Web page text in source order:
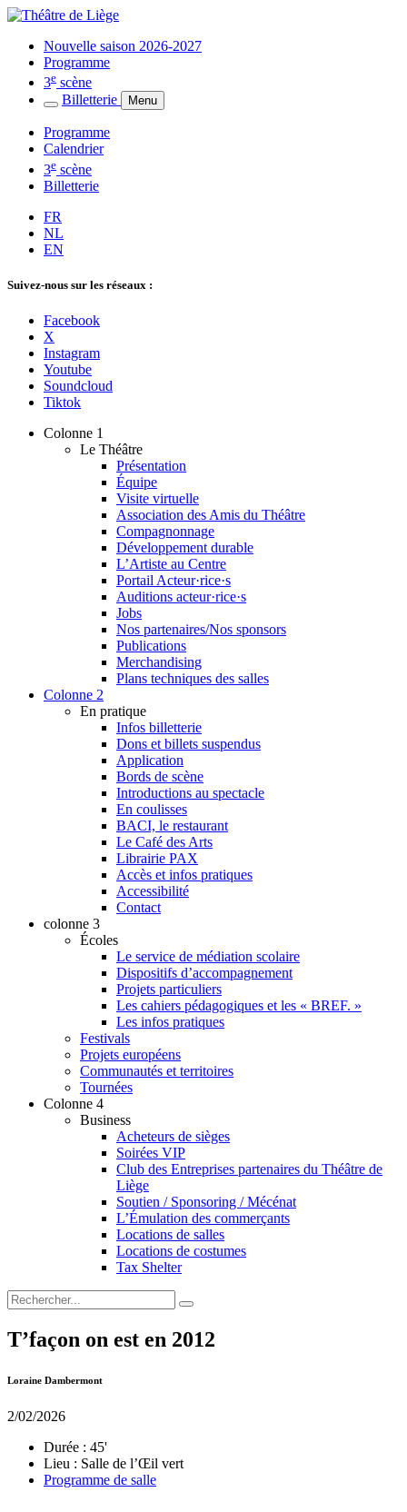
Nouvelle saison 2026-2027
Programme
3e scène
Billetterie
Menu
Programme
Calendrier
3e scène
Billetterie
FR
NL
EN
Suivez-nous sur les réseaux :
Facebook
X
Instagram
Youtube
Soundcloud
Tiktok
Colonne 1
Le Théâtre
Présentation
Équipe
Visite virtuelle
Association des Amis du Théâtre
Compagnonnage
Développement durable
L’Artiste au Centre
Portail Acteur·rice·s
Auditions acteur·rice·s
Jobs
Nos partenaires/Nos sponsors
Publications
Merchandising
Plans techniques des salles
Colonne 2
En pratique
Infos billetterie
Dons et billets suspendus
Application
Bords de scène
Introductions au spectacle
En coulisses
BACI, le restaurant
Le Café des Arts
Librairie PAX
Accès et infos pratiques
Accessibilité
Contact
colonne 3
Écoles
Le service de médiation scolaire
Dispositifs d’accompagnement
Projets particuliers
Les cahiers pédagogiques et les « BREF. »
Les infos pratiques
Festivals
Projets européens
Communautés et territoires
Tournées
Colonne 4
Business
Acheteurs de sièges
Soirées VIP
Club des Entreprises partenaires du Théâtre de
Liège
Soutien / Sponsoring / Mécénat
L’Émulation des commerçants
Locations de salles
Locations de costumes
Tax Shelter
T’façon on est en 2012
Loraine Dambermont
2/02/2026
Durée : 45'
Lieu : Salle de l’Œil vert
Programme de salle